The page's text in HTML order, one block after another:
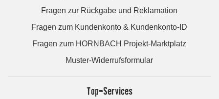
Fragen zur Rückgabe und Reklamation
Fragen zum Kundenkonto & Kundenkonto-ID
Fragen zum HORNBACH Projekt-Marktplatz
Muster-Widerrufsformular
Top-Services